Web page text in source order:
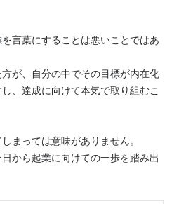
を言葉にすることは悪いことではあ
が、自分の中でその目標が内在化
、達成に向けて本気で取り組むこ
まっては意味がありません。
から起業に向けての一歩を踏み出